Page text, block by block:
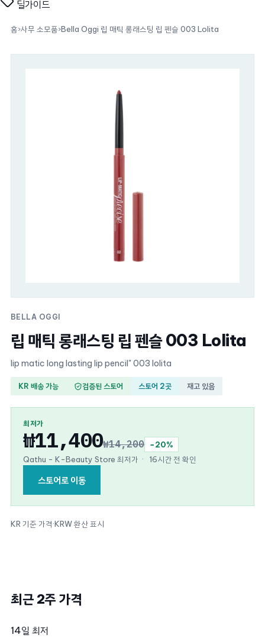
딜가이드
홈›사무 소모품›Bella Oggi 립 매틱 롱래스팅 립 펜슬 003 Lolita
BELLA OGGI
립 매틱 롱래스팅 립 펜슬 003 Lolita
lip matic long lasting lip pencil" 003 lolita
KR 배송 가능 검증된 스토어 스토어 2곳 재고 있음
최저가
₩11,400₩14,200
−20%
Qathu - K-Beauty Store 최저가 · 16시간 전 확인
스토어로 이동
KR 기준 가격·KRW 환산 표시
최근 2주 가격
14일 최저